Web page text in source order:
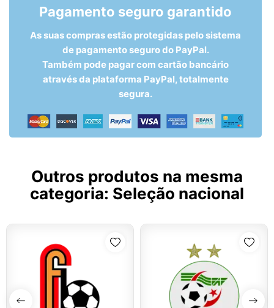
Pagamento seguro garantido
As suas compras estão protegidas pelo sistema
de pagamento seguro do PayPal.
Também pode pagar com cartão bancário
através da plataforma PayPal, totalmente
segura.
Outros produtos na mesma
categoria: Seleção nacional